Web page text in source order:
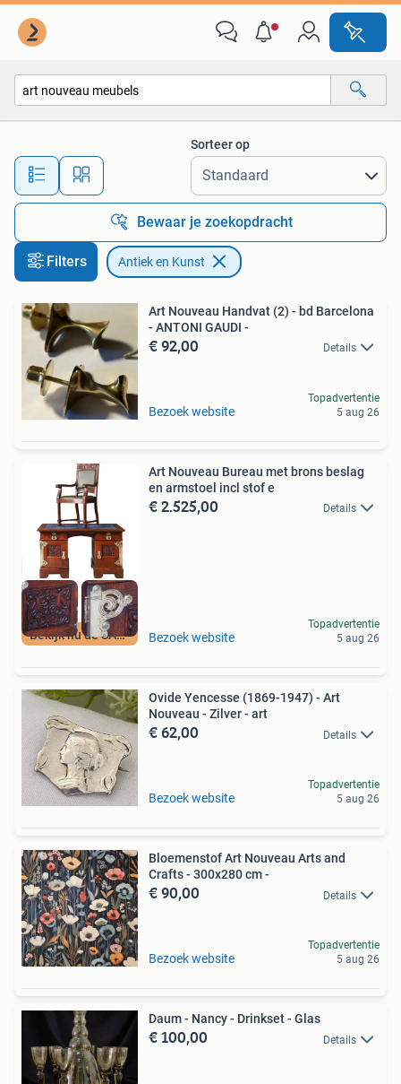
Alle afstanden…
Sorteer op
Bewaar je zoekopdracht
Filters Antiek en Kunst
Art Nouveau Handvat (2) - bd Barcelona
- ANTONI GAUDI -
€ 92,00 Details
Bezoek website
Topadvertentie
5 aug 26
Bekijk nu de SALE
Art Nouveau Bureau met brons beslag
en armstoel incl stof e
€ 2.525,00 Details
Bezoek website
Topadvertentie
5 aug 26
Ovide Yencesse (1869-1947) - Art
Nouveau - Zilver - art
€ 62,00 Details
Bezoek website
Topadvertentie
5 aug 26
Bloemenstof Art Nouveau Arts and
Crafts - 300x280 cm -
€ 90,00 Details
Bezoek website
Topadvertentie
5 aug 26
Daum - Nancy - Drinkset - Glas
€ 100,00 Details